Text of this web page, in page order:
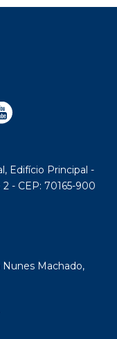
Edifício Principal -
- CEP: 70165-900
Machado,